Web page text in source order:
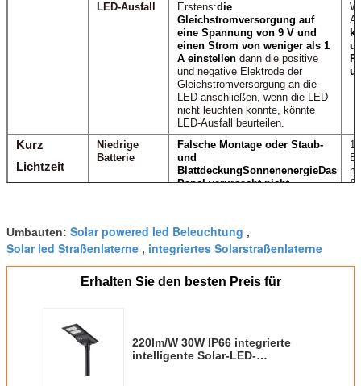
LED-Ausfall
Erstens:die
Gleichstromversorgung auf
eine Spannung von 9 V und
einen Strom von weniger als 1
A einstellen dann die positive
und negative Elektrode der
Gleichstromversorgung an die
LED anschließen, wenn die LED
nicht leuchten konnte, könnte
LED-Ausfall beurteilen.
Kurz
Lichtzeit
Niedrige
Batterie
Falsche Montage oder Staub-
und
BlattdeckungSonnenenergieDas
Panel verursacht nicht
1Überprüfen Sie, ob sich Staub
oder Blätter auf dem Solarpanel
befinden..2Öffnen Sie das
System, trennen Sie die Batterie
und überprüfen Sie mit dem
Batterie ausläuft oder ein niedriger
Stromverbrauch das System nicht
1.
Umbauten: Solar powered led Beleuchtung ,
Solar led Straßenlaterne , integriertes Solarstraßenlaterne
Erhalten Sie den besten Preis für
220lm/W 30W IP66 integrierte
intelligente Solar-LED-